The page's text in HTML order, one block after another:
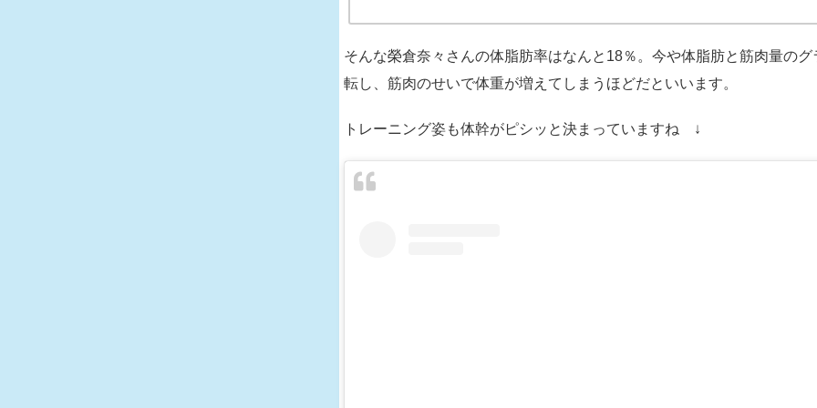
そんな榮倉奈々さんの体脂肪率はなんと18％。今や体脂肪と筋肉量のグ
転し、筋肉のせいで体重が増えてしまうほどだといいます。
トレーニング姿も体幹がピシッと決まっていますね ↓